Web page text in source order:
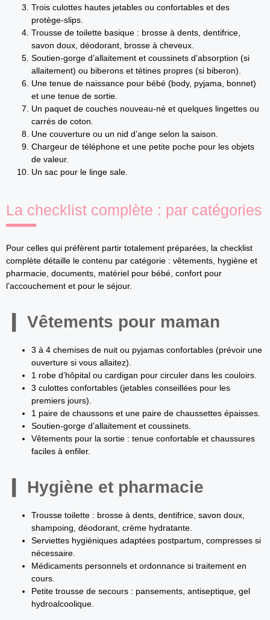
Trois culottes hautes jetables ou confortables et des
protège-slips.
Trousse de toilette basique : brosse à dents, dentifrice,
savon doux, déodorant, brosse à cheveux.
Soutien-gorge d’allaitement et coussinets d’absorption (si
allaitement) ou biberons et tétines propres (si biberon).
Une tenue de naissance pour bébé (body, pyjama, bonnet)
et une tenue de sortie.
Un paquet de couches nouveau-né et quelques lingettes ou
carrés de coton.
Une couverture ou un nid d’ange selon la saison.
Chargeur de téléphone et une petite poche pour les objets
de valeur.
Un sac pour le linge sale.
La checklist complète : par catégories
Pour celles qui préfèrent partir totalement préparées, la checklist
complète détaille le contenu par catégorie : vêtements, hygiène et
pharmacie, documents, matériel pour bébé, confort pour
l’accouchement et pour le séjour.
Vêtements pour maman
3 à 4 chemises de nuit ou pyjamas confortables (prévoir une
ouverture si vous allaitez).
1 robe d’hôpital ou cardigan pour circuler dans les couloirs.
3 culottes confortables (jetables conseillées pour les
premiers jours).
1 paire de chaussons et une paire de chaussettes épaisses.
Soutien-gorge d’allaitement et coussinets.
Vêtements pour la sortie : tenue confortable et chaussures
faciles à enfiler.
Hygiène et pharmacie
Trousse toilette : brosse à dents, dentifrice, savon doux,
shampoing, déodorant, crème hydratante.
Serviettes hygiéniques adaptées postpartum, compresses si
nécessaire.
Médicaments personnels et ordonnance si traitement en
cours.
Petite trousse de secours : pansements, antiseptique, gel
hydroalcoolique.